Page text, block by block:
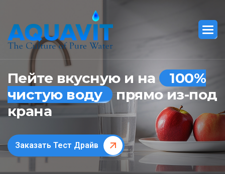
Пейте вкусную и на
100%
чистую воду прямо из-под
крана
Заказать Тест Драйв